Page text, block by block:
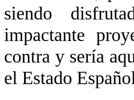
siendo
impactante
contra y sería
el Estado